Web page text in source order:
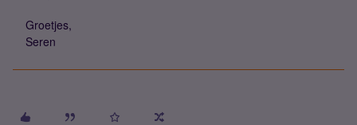
Groetjes,
Seren